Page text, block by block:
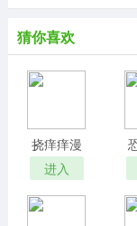
猜你喜欢
挠痒痒漫
画
进入